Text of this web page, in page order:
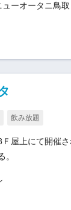
ーオータニ鳥
飲み放題
屋上にて開催
。